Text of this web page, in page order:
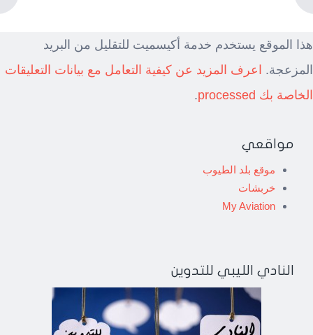
هذا الموقع يستخدم خدمة أكيسميت للتقليل من البريد
المزعجة.
اعرف المزيد عن كيفية التعامل مع بيانات التعليقات
الخاصة بك processed
.
مواقعي
موقع بلد الطيوب
خربشات
My Aviation
النادي الليبي للتدوين